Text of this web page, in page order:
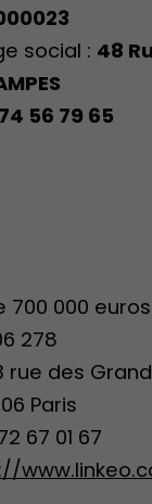
social : 48
56 79 65
700 000 euros
278
rue des
Paris
67 01 67